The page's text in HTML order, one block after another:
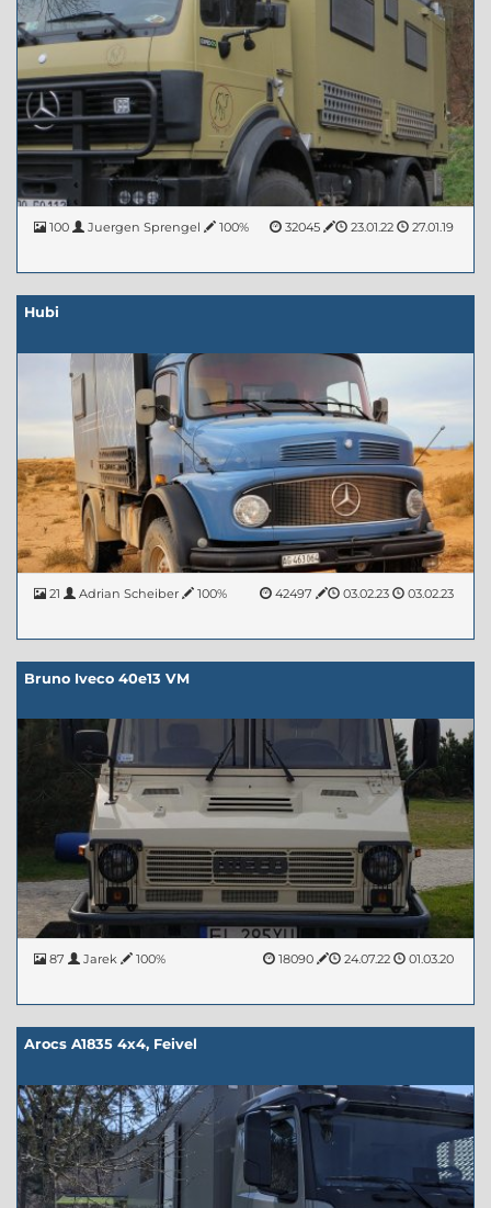
100 27.01.19
Juergen Sprengel 23.01.22
100% 32045
Hubi
21 03.02.23
Adrian Scheiber 03.02.23
100% 42497
Bruno Iveco 40e13 VM
87 01.03.20
Jarek 24.07.22
100% 18090
Arocs A1835 4x4, Feivel